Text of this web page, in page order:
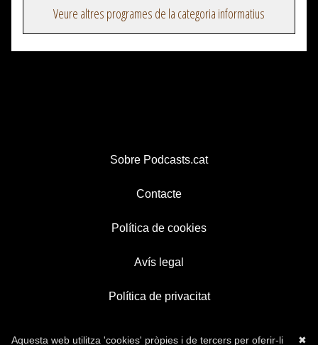
Veure altres programes de la categoria informatius
Sobre Podcasts.cat
Contacte
Política de cookies
Avís legal
Política de privacitat
✖
Aquesta web utilitza 'cookies' pròpies i de tercers per oferir-li